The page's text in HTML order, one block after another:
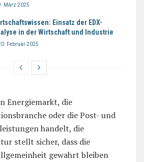
März 2025
Einsatz der EDX-
in der Wirtschaft und Industrie
Februar 2025
Energiemarkt, die
oder die Post- und
handelt, die
stellt sicher, dass die
gewahrt bleiben